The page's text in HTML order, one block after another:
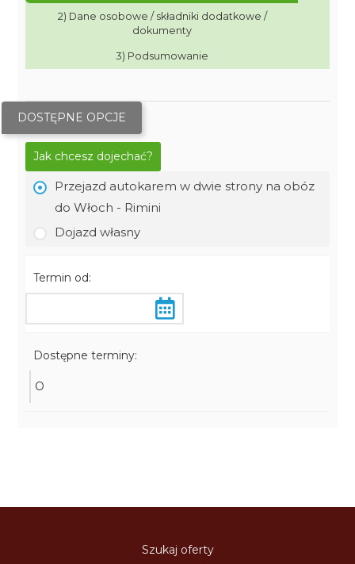
2) Dane osobowe / składniki dodatkowe /
dokumenty
3) Podsumowanie
DOSTĘPNE OPCJE
Jak chcesz dojechać?
Przejazd autokarem w dwie strony na obóz
do Włoch - Rimini
Dojazd własny
Termin od:
Dostępne terminy:
O
Szukaj oferty